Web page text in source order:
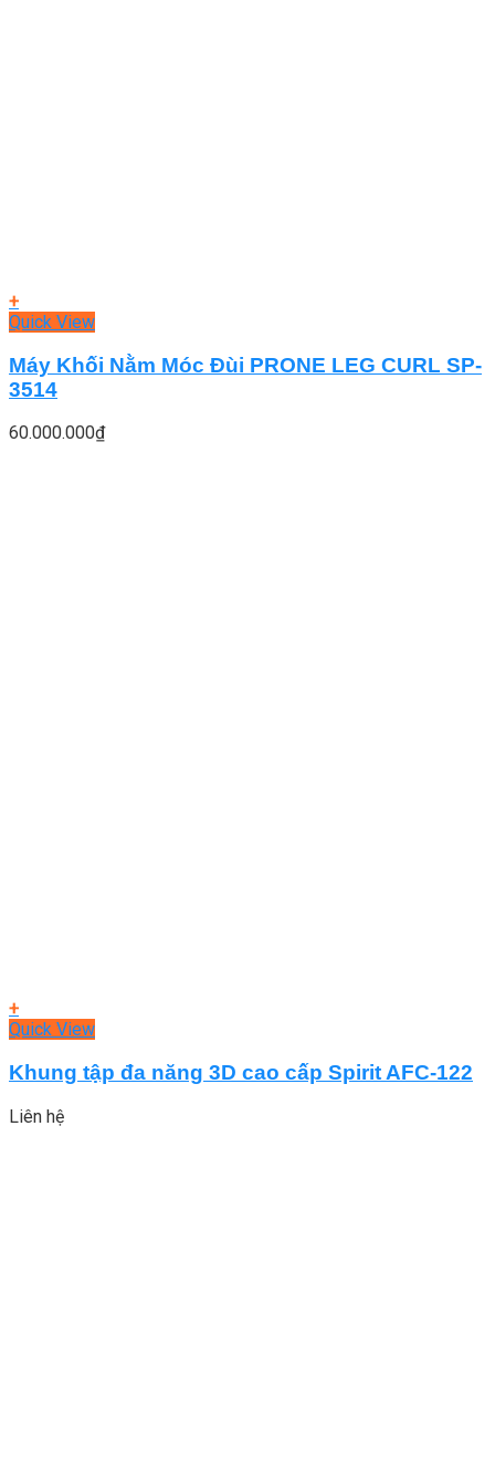
+
Quick View
Máy Khối Nằm Móc Đùi PRONE LEG CURL SP-
3514
60.000.000₫
+
Quick View
Khung tập đa năng 3D cao cấp Spirit AFC-122
Liên hệ